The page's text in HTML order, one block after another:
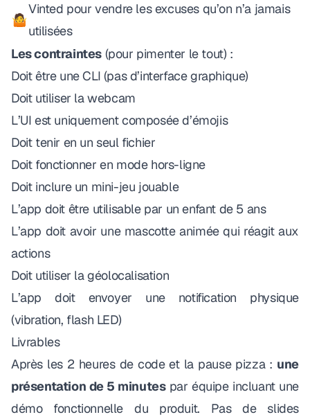
🤷
Vinted pour vendre les excuses qu’on n’a jamais
utilisées
Les contraintes (pour pimenter le tout) :
Doit être une CLI (pas d’interface graphique)
Doit utiliser la webcam
L’UI est uniquement composée d’émojis
Doit tenir en un seul fichier
Doit fonctionner en mode hors-ligne
Doit inclure un mini-jeu jouable
L’app doit être utilisable par un enfant de 5 ans
L’app doit avoir une mascotte animée qui réagit aux
actions
Doit utiliser la géolocalisation
L’app doit envoyer une notification physique
(vibration, flash LED)
Livrables
Après les 2 heures de code et la pause pizza : une
présentation de 5 minutespar équipe incluant une
démo fonctionnelle du produit. Pas de slides